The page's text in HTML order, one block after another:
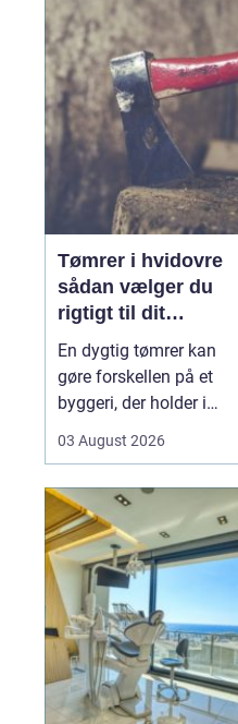
mulighed. En kiropraktor
med særlig erfaring i...
Tømrer i hvidovre
sådan vælger du
rigtigt til dit
byggeprojekt
En dygtig tømrer kan
gøre forskellen på et
byggeri, der holder i
giver dig problemer igen
efter en tømrer i
Hvidovre, handler det
derfor ikke kun om pris.
Det handler om kvalitet,
tryghed og gode løsni...
03 August 2026